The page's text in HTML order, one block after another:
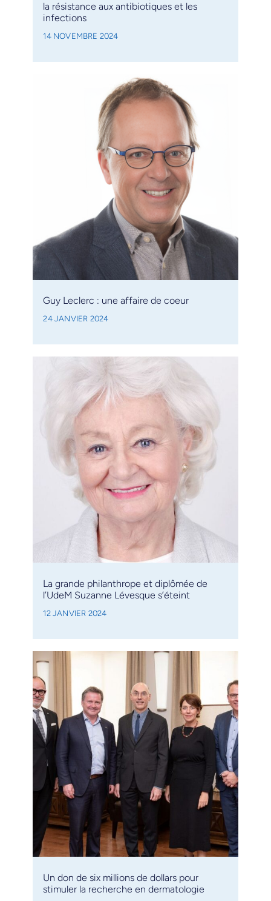
la résistance aux antibiotiques et les
infections
14 NOVEMBRE 2024
Guy Leclerc : une affaire de coeur
24 JANVIER 2024
La grande philanthrope et diplômée de
l’UdeM Suzanne Lévesque s’éteint
12 JANVIER 2024
Un don de six millions de dollars pour
stimuler la recherche en dermatologie